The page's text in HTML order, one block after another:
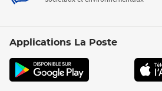
Applications La Poste